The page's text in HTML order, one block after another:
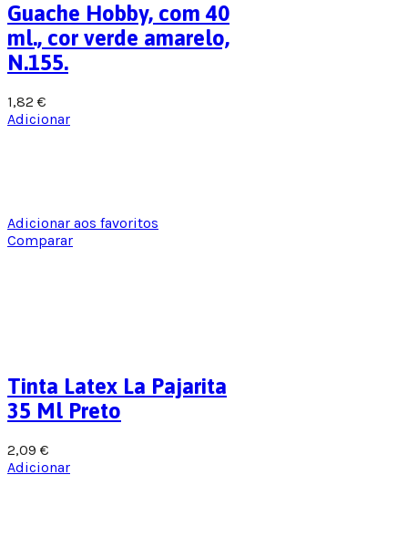
Adicionar aos favoritos
Comparar
Guache Hobby, com 40
ml., cor verde amarelo,
N.155.
1,82 €
Adicionar
Tinta Latex La Pajarita
35 Ml Preto
2,09 €
Adicionar